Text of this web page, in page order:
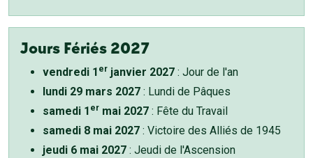
Jours Fériés 2027
vendredi 1 er janvier 2027 : Jour de l'an
lundi 29 mars 2027 : Lundi de Pâques
samedi 1 er mai 2027 : Fête du Travail
samedi 8 mai 2027 : Victoire des Alliés de 1945
jeudi 6 mai 2027 : Jeudi de l'Ascension